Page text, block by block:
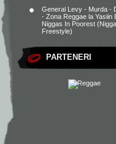
General Levy - Murda -
- Zona Reggae la Yasiin
Niggas In Poorest
Freestyle)
PARTENERI